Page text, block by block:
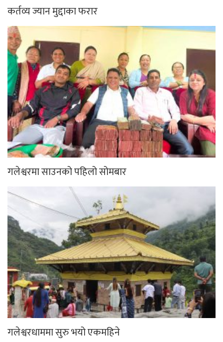
कर्तव्य ज्यान मुद्दाका फरार
गलेश्वरमा साउनको पहिलो सोमबार
गलेश्वरधाममा सुरु भयो एकमहिने